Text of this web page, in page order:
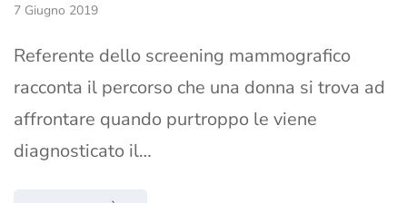
7 Giugno 2019
Referente dello screening mammografico
racconta il percorso che una donna si trova ad
affrontare quando purtroppo le viene
diagnosticato il…